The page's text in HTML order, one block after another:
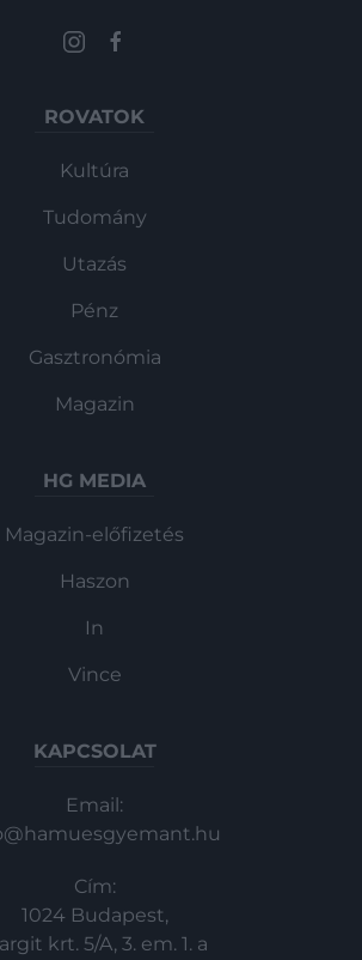
ROVATOK
Kultúra
Tudomány
Utazás
Pénz
Gasztronómia
Magazin
HG MEDIA
Magazin-előfizetés
Haszon
In
Vince
KAPCSOLAT
Email:
Cím:
1024 Budapest,
krt. 5/A, 3. em. 1. a